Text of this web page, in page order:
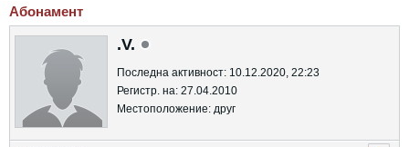
Абонамент
.V.
Последна активност: 10.12.2020, 22:23
Регистр. на: 27.04.2010
Местоположение: друг